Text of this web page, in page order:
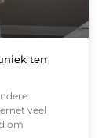
ten
veel
om